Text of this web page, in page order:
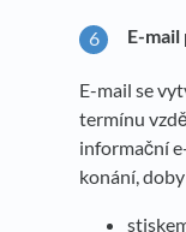
E-
E-mail se
termínu
informační
konání,